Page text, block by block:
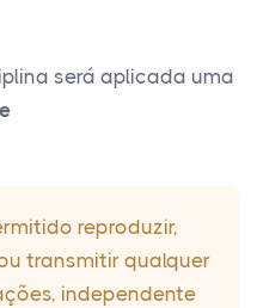
será aplicada uma
reproduzir,
transmitir qualquer
independente